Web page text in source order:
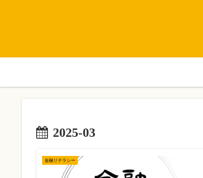
2025-03
金融リテラシー